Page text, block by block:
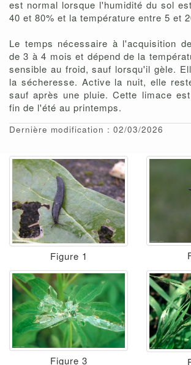
est normal lorsque l'humidité du sol
40 et 80% et la température entre 5 et
Le temps nécessaire à l'acquisition
de 3 à 4 mois et dépend de la
sensible au froid, sauf lorsqu'il gèle.
la sécheresse. Active la nuit, elle
sauf après une pluie. Cette limace
fin de l'été au printemps.
Dernière modification : 02/03/2026
Figure 1
Figure 3